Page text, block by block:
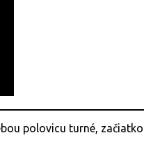
polovicu turné,